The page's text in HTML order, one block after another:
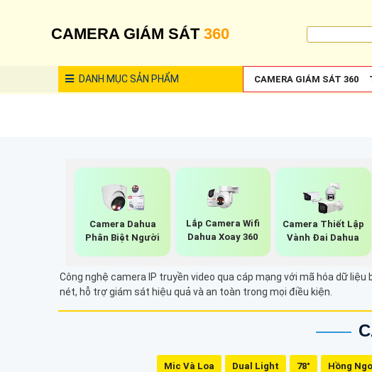
CAMERA GIÁM SÁT 360
DANH MỤCSẢN PHẨM CAMERA GIÁM SÁT 360
Camera Dahua
Phân Biệt Người
Lắp Camera Wifi
Dahua Xoay 360
Camera Thiết Lập
Vành Đai Dahua
Công nghệ camera IP truyền video qua cáp mạng với mã hóa dữ
nét, hỗ trợ giám sát hiệu quả và an toàn trong mọi điều kiện.
Mic Và Loa Dual Light 78° Hồng